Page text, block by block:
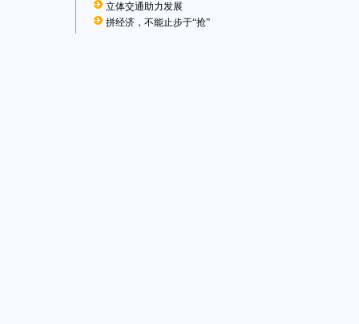
立体交通助力发展
拼经济，不能止步于“抢”